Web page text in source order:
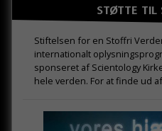
STØTTE TIL
Stiftelsen for en Stoffri
internationalt
sponseret af Scientology
hele verden. For at finde ud